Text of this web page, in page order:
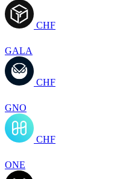
CHF
GALA
CHF
GNO
CHF
ONE